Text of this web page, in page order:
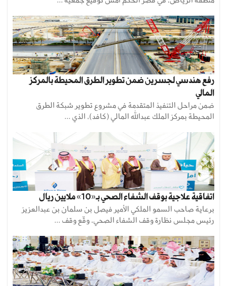
رفع هندسي لجسرين ضمن تطوير الطرق المحيطة بالمركز
المالي
ضمن مراحل التنفيذ المتقدمة في مشروع تطوير شبكة الطرق
المحيطة بمركز الملك عبداللّه المالي (كافد)، الذي ...
اتفاقية علاجية بوقف الشفاء الصحي بـ«10» ملايين ريال
برعاية صاحب السمو الملكي الأمير فيصل بن سلمان بن عبدالعزيز
رئيس مجلس نظارة وقف الشفاء الصحي، وقّع وقف ...